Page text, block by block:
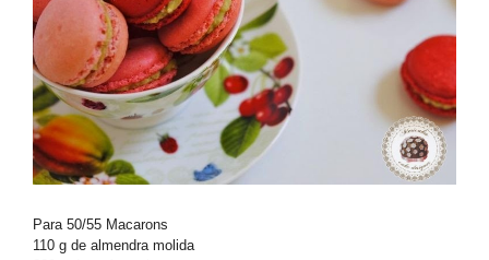
Para 50/55 Macarons
110 g de almendra molida